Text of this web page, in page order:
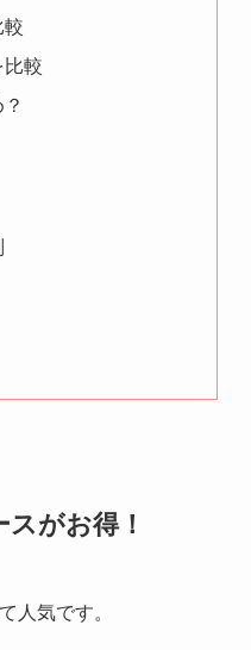
較
比較
がお得！
人気です。